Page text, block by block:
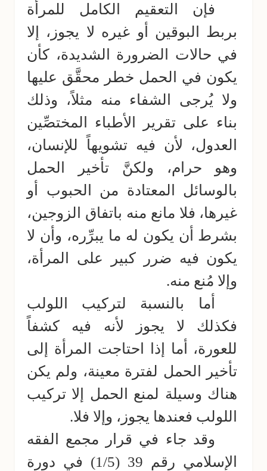
فإن التعقيم الكامل للمرأة
بربط البوقين أو غيره لا يجوز، إلا
في حالات الضرورة الشديدة، كأن
يكون في الحمل خطر محقَّق عليها
ولا يُرجى الشفاء منه مثلاً، وذلك
بناء على تقرير الأطباء المختصِّين
العدول، لأن فيه تشويهاً للإنسان،
وهو حرام، ولكنَّ تأخير الحمل
بالوسائل المعتادة من الحبوب أو
غيرها، فلا مانع منه باتفاق الزوجين،
بشرط أن يكون له ما يبرِّره، وأن لا
يكون فيه ضرر كبير على المرأة،
وإلا مُنع منه.
أما بالنسبة لتركيب اللولب
فكذلك لا يجوز لأنه فيه كشفاً
للعورة، أما إذا احتاجت المرأة إلى
تأخير الحمل لفترة معينة، ولم يكن
هناك وسيلة لمنع الحمل إلا تركيب
اللولب فعندها يجوز، وإلا فلا.
وقد جاء في قرار مجمع الفقه
الإسلامي رقم 39 (1/5) في دورة